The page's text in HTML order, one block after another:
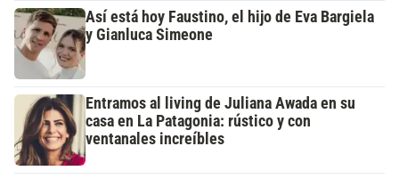
Así está hoy Faustino, el hijo de Eva Bargiela
y Gianluca Simeone
Entramos al living de Juliana Awada en su
casa en La Patagonia: rústico y con
ventanales increíbles